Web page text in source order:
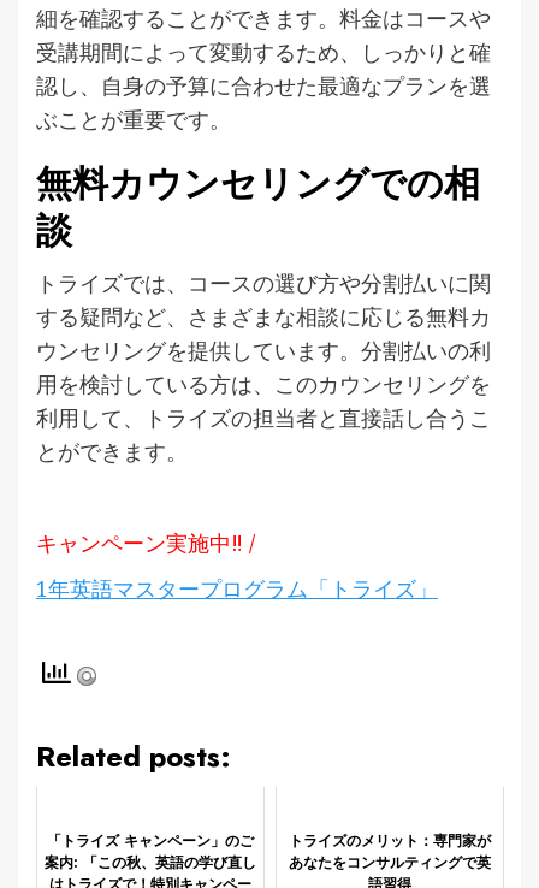
細を確認することができます。料金はコースや
受講期間によって変動するため、しっかりと確
認し、自身の予算に合わせた最適なプランを選
ぶことが重要です。
無料カウンセリングでの相
談
トライズでは、コースの選び方や分割払いに関
する疑問など、さまざまな相談に応じる無料カ
ウンセリングを提供しています。分割払いの利
用を検討している方は、このカウンセリングを
利用して、トライズの担当者と直接話し合うこ
とができます。
キャンペーン実施中‼ /
1年英語マスタープログラム「トライズ」
Related posts:
「トライズ キャンペーン」のご
案内: 「この秋、英語の学び直し
トライズのメリット：専門家が
あなたをコンサルティングで英